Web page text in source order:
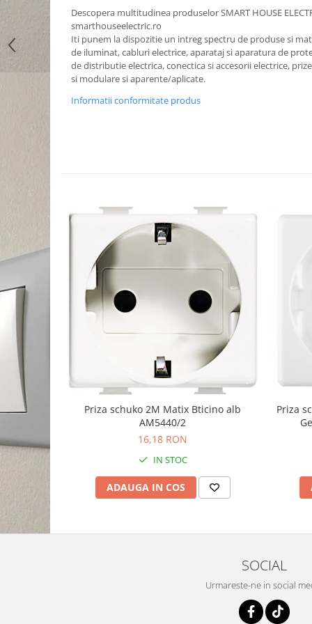
Descopera multitudinea produselor SMART HOUSE
smarthouseelectric.ro
Iti punem la dispozitie un intreg spectru de produse si
de iluminat, cabluri electrice, aparataj si aparatura de
de distributie electrica, conectica si accesorii electrice,
si modulare si aparente/aplicate.
Informatii conformitate produs
Priza schuko 2M Matix Bticino alb
AM5440/2
16,18 RON
IN STOC
ADAUGA IN COS
Priza
SOCIAL
Urmareste-ne in social